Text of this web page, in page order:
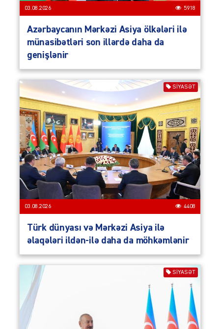
03.08.2026 5918
Azərbaycanın Mərkəzi Asiya ölkələri ilə
münasibətləri son illərdə daha da
genişlənir
SIYASƏT
03.08.2026 4408
Türk dünyası və Mərkəzi Asiya ilə
əlaqələri ildən-ilə daha da möhkəmlənir
SIYASƏT